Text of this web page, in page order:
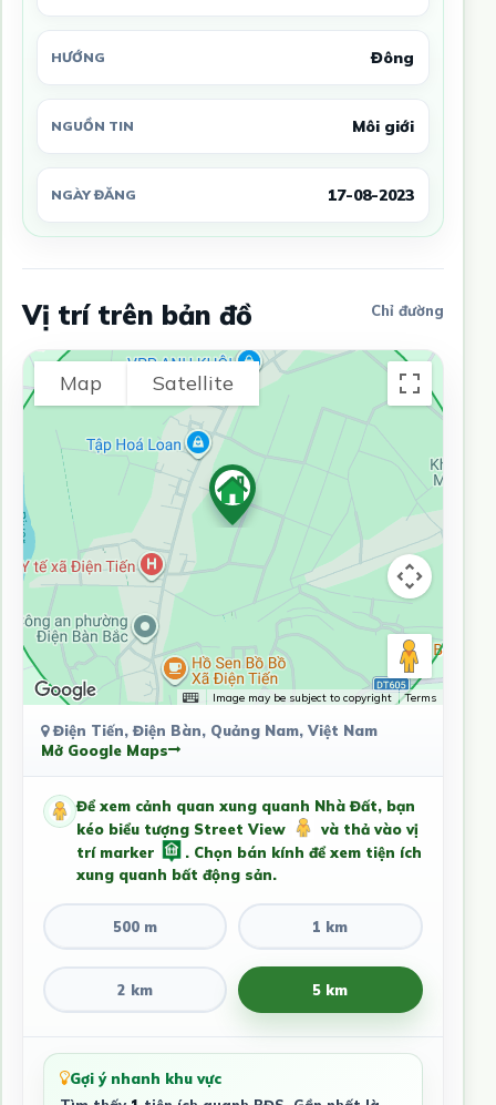
HƯỚNG Đông
NGUỒN TIN Môi giới
NGÀY ĐĂNG 17-08-2023
Vị trí trên bản đồ Chỉ đường
Map Satellite
Image may be subject to copyright Terms
Điện Tiến, Điện Bàn, Quảng Nam, Việt Nam
Mở Google Maps
Để xem cảnh quan xung quanh Nhà Đất, bạn
kéo biểu tượng Street View
và thả vào vị
trí marker
. Chọn bán kính để xem tiện ích
xung quanh bất động sản.
500 m 1 km
2 km 5 km
Gợi ý nhanh khu vực